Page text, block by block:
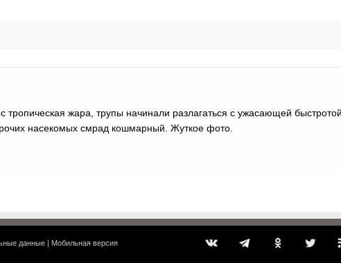
жара, трупы начинали разлагаться с ужасающей
насекомых смрад кошмарный. Жуткое фото.
данные | Мобильная версия